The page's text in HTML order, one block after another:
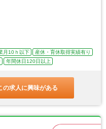
月10ｈ以下
産休・育休取得実績有り
年間休日120日以上
の求人に興味がある